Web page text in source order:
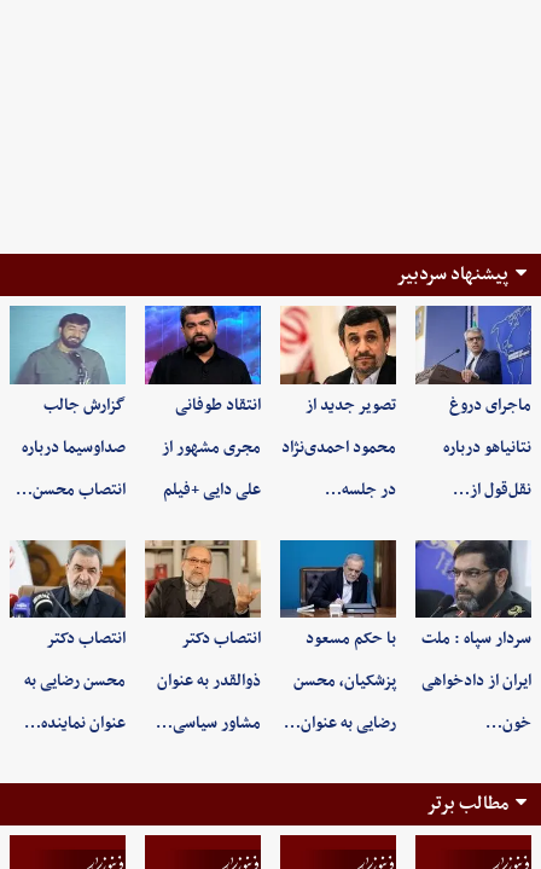
پیشنهاد سردبیر
ماجرای دروغ
نتانیاهو درباره
نقل‌قول از…
تصویر جدید از
محمود احمدی‌نژاد
در جلسه…
انتقاد طوفانی
مجری مشهور از
علی دایی +فیلم
گزارش جالب
صداوسیما درباره
انتصاب محسن…
سردار سپاه : ملت
ایران از دادخواهی
خون…
با حکم مسعود
پزشکیان، محسن
رضایی به عنوان…
انتصاب دکتر
ذوالقدر به عنوان
مشاور سیاسی…
انتصاب دکتر
محسن رضایی به
عنوان نماینده…
مطالب برتر